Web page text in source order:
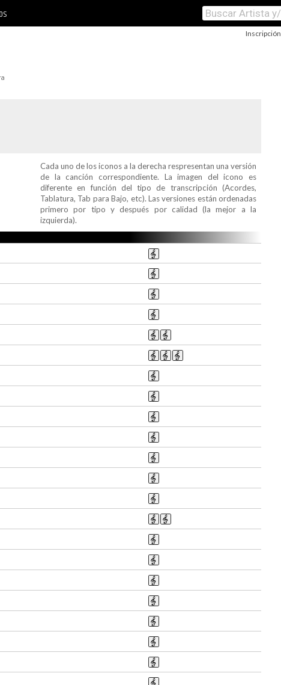
Inscripción
Cada uno de los iconos a la derecha respresentan una versión
de la canción correspondiente. La imagen del icono es
diferente en función del tipo de transcripción (Acordes,
Tablatura, Tab para Bajo, etc). Las versiones están ordenadas
primero por tipo y después por calidad (la mejor a la
izquierda).